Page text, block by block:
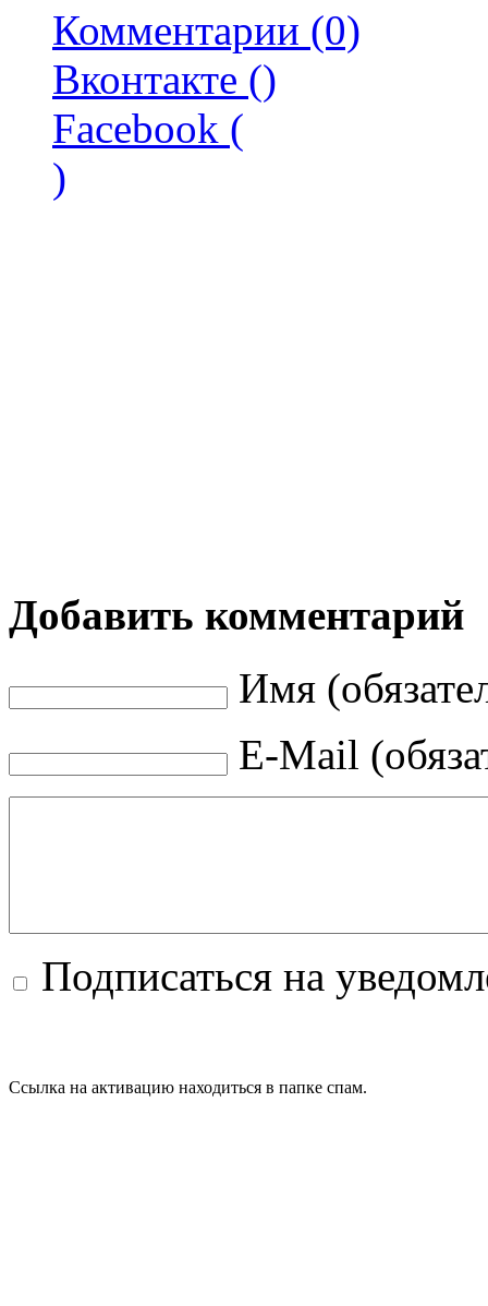
Комментарии (0)
Вконтакте ()
Facebook (
)
Добавить комментарий
Имя
E-Mail
Подписаться на
Ссылка на активацию находиться в папке спам.